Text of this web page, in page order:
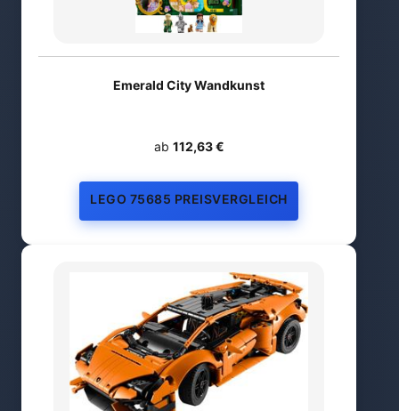
Emerald City Wandkunst
ab 112,63 €
LEGO 75685 PREISVERGLEICH